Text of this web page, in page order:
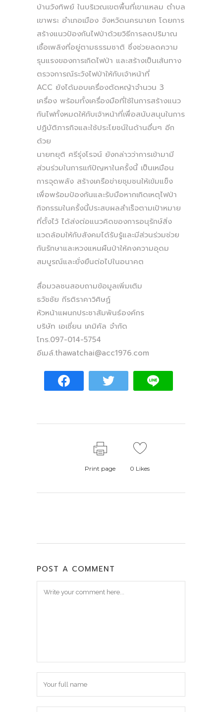
บ้านวังทิพย์ ในบริเวณเขตพื้นที่เขาแหลม ตำบล
เขาพระ อำเภอเมือง จังหวัดนครนายก โดยการ
สร้างแนวป้องกันไฟป่าด้วยวิธีการลดปริมาณ
เชื้อเพลิงที่อยู่ตามธรรมชาติ ซึ่งช่วยลดความ
รุนแรงของการเกิดไฟป่า และสร้างเป็นเส้นทาง
ตรวจการณ์ระวังไฟป่าให้กับเจ้าหน้าที่
ACC ยังได้มอบเครื่องตัดหญ้าจำนวน 3
เครื่อง พร้อมทั้งเครื่องมือที่ใช้ในการสร้างแนว
กันไฟทั้งหมดให้กับเจ้าหน้าที่เพื่อสนับสนุนในการ
ปฏิบัติภารกิจและใช้ประโยชน์ในด้านอื่นๆ อีก
ด้วย
นายทยุติ ศรีรุ่งโรจน์ ยังกล่าวว่าการเข้ามามี
ส่วนร่วมในการแก้ปัญหาในครั้งนี้ เป็นเหมือน
การจุดพลัง สร้างเครือข่ายชุมชนให้เข้มแข็ง
เพื่อพร้อมป้องกันและรับมือหากเกิดเหตุไฟป่า
กิจกรรมในครั้งนี้ประสบผลสำเร็จตามเป้าหมาย
ที่ตั้งไว้ ได้ส่งต่อแนวคิดของการอนุรักษ์สิ่ง
แวดล้อมให้กับสังคมได้รับรู้และมีส่วนร่วมช่วย
กันรักษาและหวงแหนผืนป่าให้คงความอุดม
สมบูรณ์และยั่งยืนต่อไปในอนาคต
สื่อมวลชนสอบถามข้อมูลเพิ่มเติม
ธวัชชัย กีรติราคาวิศิษฏ์
หัวหน้าแผนกประชาสัมพันธ์องค์กร
บริษัท เอเชี่ยน เคมิคัล จำกัด
โทร.097-014-5754
อีเมล์.thawatchai@acc1976.com
Print page 0 Likes
POST A COMMENT